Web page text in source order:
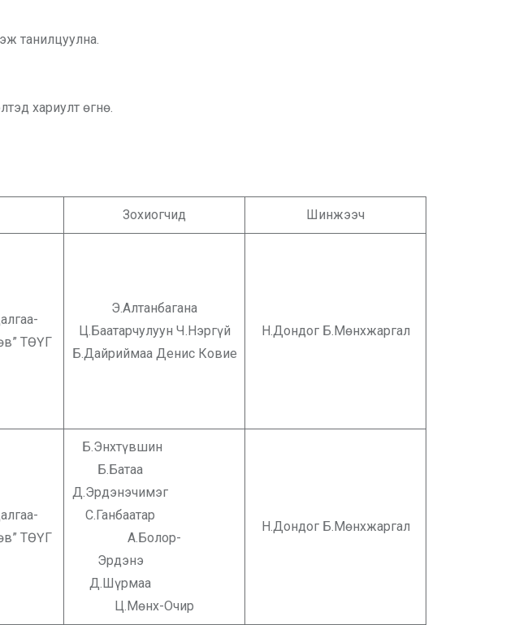
танилцуулна.
хариулт өгнө.
Зохиогчид Шинжээч
ТӨҮГ
Э.Алтанбагана
Ц.Баатарчулуун Ч.Нэргүй
Б.Дайриймаа Денис Ковие
Н.Дондог Б.Мөнхжаргал
ТӨҮГ
Б.Энхтүвшин
Б.Батаа
Д.Эрдэнэчимэг
С.Ганбаатар
А.Болор-
Эрдэнэ
Д.Шүрмаа
Ц.Мөнх-Очир
Н.Дондог Б.Мөнхжаргал